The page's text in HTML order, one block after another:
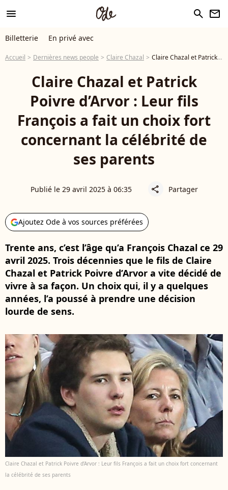
menu search newsletter
Billetterie En privé avec
Accueil Dernières news people Claire Chazal Claire Chazal et Patrick Poivre d’Arvor : Leur fils François a fait un choix fort concernant la célébrité de ses parents
Claire Chazal et Patrick
Poivre d’Arvor : Leur fils
François a fait un choix fort
concernant la célébrité de
ses parents
Publié le 29 avril 2025 à 06:35 share Partager
Ajoutez Ode à vos sources préférées
Trente ans, c’est l’âge qu’a François Chazal ce 29
avril 2025. Trois décennies que le fils de Claire
Chazal et Patrick Poivre d’Arvor a vite décidé de
vivre à sa façon. Un choix qui, il y a quelques
années, l’a poussé à prendre une décision
lourde de sens.
Claire Chazal et Patrick Poivre d’Arvor : Leur fils François a fait un choix fort concernant
la célébrité de ses parents